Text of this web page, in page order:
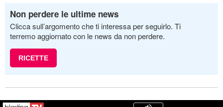
Non perdere le ultime news
Clicca sull’argomento che ti interessa per seguirlo. Ti
terremo aggiornato con le news da non perdere.
RICETTE